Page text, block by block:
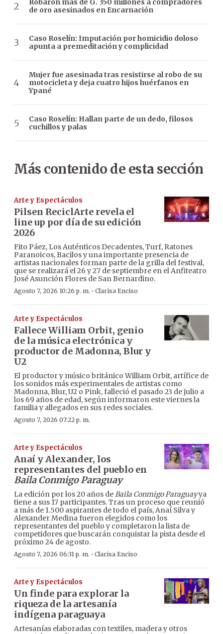
Robaron más de G. 350 millones a compradores
de oro asesinados en Encarnación
Caso Roselín: Imputación por homicidio doloso
apunta a premeditación y complicidad
Mujer fue asesinada tras resistirse al robo de su
motocicleta y deja cuatro hijos huérfanos en
Ypané
Caso Roselín: Hallan parte de un dedo, filosos
cuchillos y palas
Más contenido de esta sección
Arte y Espectáculos
Pilsen ReciclArte revela el
line up por día de su edición
2026
Fito Páez, Los Auténticos Decadentes, Turf, Ratones
Paranoicos, Bacilos y una importante presencia de
artistas nacionales forman parte de la grilla del festival,
que se realizará el 26 y 27 de septiembre en el Anfiteatro
José Asunción Flores de San Bernardino.
Agosto 7, 2026 10:26 p. m. · Clarisa Enciso
Arte y Espectáculos
Fallece William Orbit, genio
de la música electrónica y
productor de Madonna, Blur y
U2
El productor y músico británico William Orbit, artífice de
los sonidos más experimentales de artistas como
Madonna, Blur, U2 o Pink, falleció el pasado 23 de julio a
los 69 años de edad, según informaron este viernes la
familia y allegados en sus redes sociales.
Agosto 7, 2026 07:22 p. m.
Arte y Espectáculos
Anaí y Alexander, los
representantes del pueblo en
Baila Conmigo Paraguay
La edición por los 20 años deBaila Conmigo Paraguayya
tiene a sus 17 participantes. Tras un proceso que reunió
a más de 1.500 aspirantes de todo el país, Anaí Silva y
Alexander Medina fueron elegidos como los
representantes del pueblo y completaron la lista de
competidores que buscarán conquistar la pista desde el
próximo 24 de agosto.
Agosto 7, 2026 06:31 p. m. · Clarisa Enciso
Arte y Espectáculos
Un finde para explorar la
riqueza de la artesanía
indígena paraguaya
Artesanías elaboradas con textiles, madera y otros